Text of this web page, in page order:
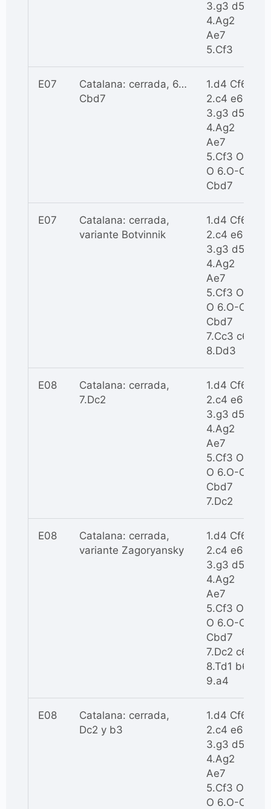
3.g3 d5
4.Ag2
Ae7
5.Cf3
E07
Catalana: cerrada, 6…
Cbd7
1.d4 Cf6
2.c4 e6
3.g3 d5
4.Ag2
Ae7
5.Cf3 O-
O 6.O-O
Cbd7
E07
Catalana: cerrada,
variante Botvinnik
1.d4 Cf6
2.c4 e6
3.g3 d5
4.Ag2
Ae7
5.Cf3 O-
O 6.O-O
Cbd7
7.Cc3 c6
8.Dd3
E08
Catalana: cerrada,
7.Dc2
1.d4 Cf6
2.c4 e6
3.g3 d5
4.Ag2
Ae7
5.Cf3 O-
O 6.O-O
Cbd7
7.Dc2
E08
Catalana: cerrada,
variante Zagoryansky
1.d4 Cf6
2.c4 e6
3.g3 d5
4.Ag2
Ae7
5.Cf3 O-
O 6.O-O
Cbd7
7.Dc2 c6
8.Td1 b6
9.a4
E08
Catalana: cerrada,
Dc2 y b3
1.d4 Cf6
2.c4 e6
3.g3 d5
4.Ag2
Ae7
5.Cf3 O-
O 6.O-O